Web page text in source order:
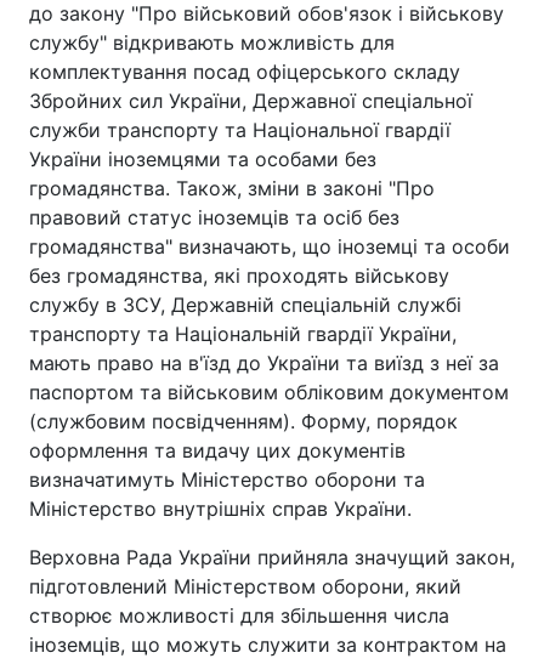
до закону "Про військовий обов'язок і військову
службу" відкривають можливість для
комплектування посад офіцерського складу
Збройних сил України, Державної спеціальної
служби транспорту та Національної гвардії
України іноземцями та особами без
громадянства. Також, зміни в законі "Про
правовий статус іноземців та осіб без
громадянства" визначають, що іноземці та особи
без громадянства, які проходять військову
службу в ЗСУ, Державній спеціальній службі
транспорту та Національній гвардії України,
мають право на в'їзд до України та виїзд з неї за
паспортом та військовим обліковим документом
(службовим посвідченням). Форму, порядок
оформлення та видачу цих документів
визначатимуть Міністерство оборони та
Міністерство внутрішніх справ України.
Верховна Рада України прийняла значущий закон,
підготовлений Міністерством оборони, який
створює можливості для збільшення числа
іноземців, що можуть служити за контрактом на